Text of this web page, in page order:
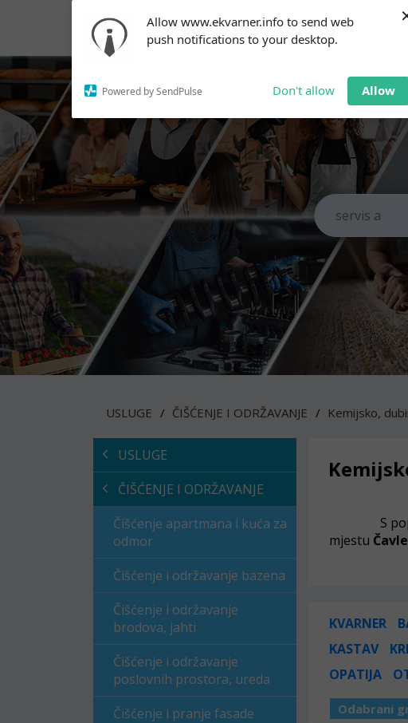
Allow www.ekvarner.info to send web
push notifications to your desktop.
Powered by SendPulse Don't allow Allow
notifications!
To enable permission prompts, click
on the notification icon
USLUGE ČIŠĆENJE I ODRŽAVANJE Kemijsko,
USLUGE
ČIŠĆENJE I ODRŽAVANJE
Čišćenje apartmana i kuća za
odmor
Čišćenje i održavanje bazena
Čišćenje i održavanje
brodova, jahti
Čišćenje i održavanje
poslovnih prostora, ureda
Čišćenje i pranje fasade
S
mjestu Čavle
KVARNER
KASTAV
OPATIJA
Odabrani